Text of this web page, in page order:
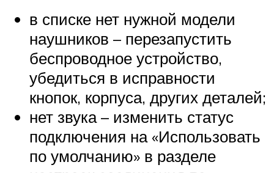
в списке нет нужной модели
наушников – перезапустить
беспроводное устройство,
убедиться в исправности
кнопок, корпуса, других деталей;
нет звука – изменить статус
подключения на «Использовать
по умолчанию» в разделе